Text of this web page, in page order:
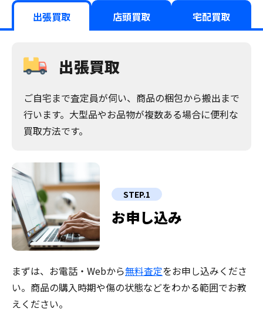
出張買取 店頭買取 宅配買取
出張買取
ご自宅まで査定員が伺い、商品の梱包から搬出まで
行います。大型品やお品物が複数ある場合に便利な
買取方法です。
STEP.1
お申し込み
まずは、お電話・Webから無料査定をお申し込みくださ
い。商品の購入時期や傷の状態などをわかる範囲でお教
えください。